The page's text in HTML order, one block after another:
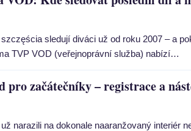
sledují diváci už od roku 2007 – a
TVP VOD (veřejnoprávní služba) nabízí…
pro začátečníky – registrace a
narazili na dokonale naaranžovaný interiér